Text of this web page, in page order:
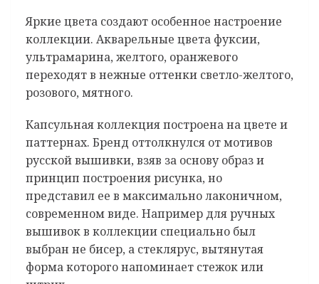
Яркие цвета создают особенное настроение
коллекции. Акварельные цвета фуксии,
ультрамарина, желтого, оранжевого
переходят в нежные оттенки светло-желтого,
розового, мятного.
Капсульная коллекция построена на цвете и
паттернах. Бренд оттолкнулся от мотивов
русской вышивки, взяв за основу образ и
принцип построения рисунка, но
представил ее в максимально лаконичном,
современном виде. Например для ручных
вышивок в коллекции специально был
выбран не бисер, а стеклярус, вытянутая
форма которого напоминает стежок или